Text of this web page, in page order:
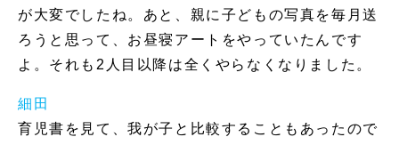
が大変でしたね。あと、親に子どもの写真を毎月送
ろうと思って、お昼寝アートをやっていたんです
よ。それも2人目以降は全くやらなくなりました。
細田
育児書を見て、我が子と比較することもあったので